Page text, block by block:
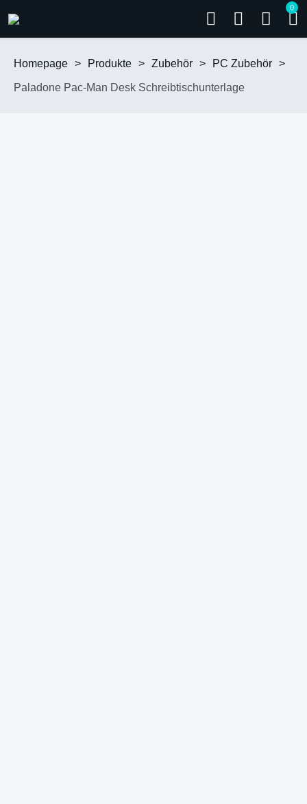
0
Homepage > Produkte > Zubehör > PC Zubehör >
Paladone Pac-Man Desk Schreibtischunterlage